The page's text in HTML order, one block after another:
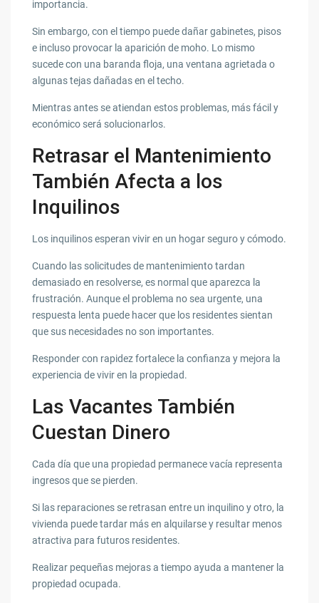
importancia.
Sin embargo, con el tiempo puede dañar gabinetes, pisos
e incluso provocar la aparición de moho. Lo mismo
sucede con una baranda floja, una ventana agrietada o
algunas tejas dañadas en el techo.
Mientras antes se atiendan estos problemas, más fácil y
económico será solucionarlos.
Retrasar el Mantenimiento
También Afecta a los
Inquilinos
Los inquilinos esperan vivir en un hogar seguro y cómodo.
Cuando las solicitudes de mantenimiento tardan
demasiado en resolverse, es normal que aparezca la
frustración. Aunque el problema no sea urgente, una
respuesta lenta puede hacer que los residentes sientan
que sus necesidades no son importantes.
Responder con rapidez fortalece la confianza y mejora la
experiencia de vivir en la propiedad.
Las Vacantes También
Cuestan Dinero
Cada día que una propiedad permanece vacía representa
ingresos que se pierden.
Si las reparaciones se retrasan entre un inquilino y otro, la
vivienda puede tardar más en alquilarse y resultar menos
atractiva para futuros residentes.
Realizar pequeñas mejoras a tiempo ayuda a mantener la
propiedad ocupada.